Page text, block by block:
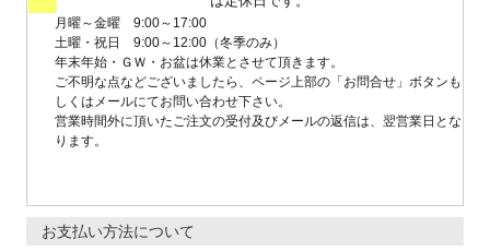
月曜～金曜 9:00～17:00
土曜・祝日 9:00～12:00（冬季のみ）
年末年始・ＧＷ・お盆は休業とさせて頂きます。
ご不明な点などございましたら、ページ上部の「お問合せ」ボタンも
しくはメールにてお問い合わせ下さい。
営業時間外に頂いたご注文の受付及びメールの返信は、翌営業日とな
ります。
お支払い方法について